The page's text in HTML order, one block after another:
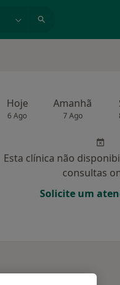
Hoje
6 Ago
Amanhã
7 Ago
Esta clínica não
consultas
Solicite um